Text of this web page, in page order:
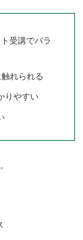
受講でバラ
れられる
りやすい